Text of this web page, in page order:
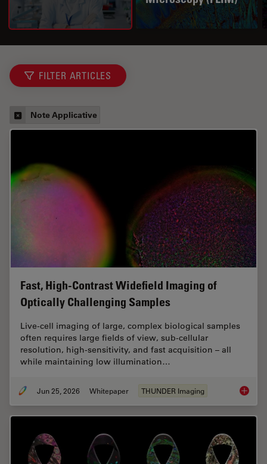
FILTER ARTICLES
Note Applicative
Fast, High-Contrast Widefield Imaging of
Optically Challenging Samples
Live‑cell imaging of large, complex biological samples
often requires large fields of view, sub-cellular
resolution, high-sensitivity, and fast acquisition – all
while maintaining low illumination…
Jun 25, 2026 Whitepaper THUNDER Imaging Fast,